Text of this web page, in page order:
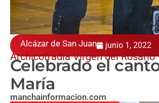
Alcázar de San Juan junio 1, 2022
Archicofradía Virgen del Rosario
Celebrado el
María
manchainformacion.com